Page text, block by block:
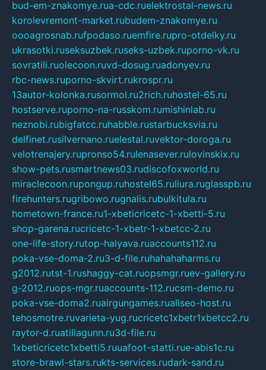
bud-em-znakomye.rua-cdc.ruelektrostal-news.ru
korolevremont-market.rubudem-znakomye.ru
oooagrosnab.rufpodaso.ruemfire.rupro-otdelky.ru
ukrasotki.ruseksuzbek.ruseks-uzbek.ruporno-vk.ru
sovratili.ruolecoon.ruvd-dosug.ruadonyev.ru
rbc-news.ruporno-skvirt.rukrospr.ru
13autor-kolonka.rusormol.ru2rich.ruhostel-65.ru
hostserve.ruporno-na-russkom.rumishinlab.ru
neznobi.rubigfatcc.ruhabble.rustarbucksvia.ru
delfinet.rusilvernano.ruelestal.ruvektor-doroga.ru
velotrenajery.rupronso54.rulenasever.rulovinskix.ru
show-pets.rusmartnews03.rudiscofoxworld.ru
miraclecoon.rupongup.ruhostel65.ruliura.ruglasspb.ru
firehunters.rugribowo.rugnalis.rubulkitula.ru
hometown-france.ru1-xbeticricetc-1-xbetti-5.ru
shop-garena.rucricetc-1-xbetr-1-xbetcc-2.ru
one-life-story.rutop-halyava.ruaccounts112.ru
poka-vse-doma-2.ru3-d-file.ruhahahaharms.ru
g2012.rutst-1.rushaggy-cat.ruopsmgr.ruev-gallery.ru
g-2012.ruops-mgr.ruaccounts-112.rucsm-demo.ru
poka-vse-doma2.ruairgungames.ruallseo-host.ru
tehosmotre.ruvarieta-yug.rucricetc1xbetr1xbetcc2.ru
raytor-d.ruatillagunn.ru3d-file.ru
1xbeticricetc1xbetti5.ruuafoot-statti.rue-abis1c.ru
store-brawl-stars.rukts-services.rudark-sand.ru